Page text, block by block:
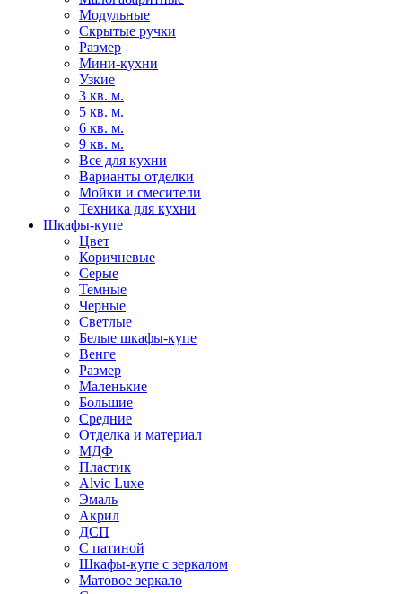
Модульные
Скрытые ручки
Размер
Мини-кухни
Узкие
3 кв. м.
5 кв. м.
6 кв. м.
9 кв. м.
Все для кухни
Варианты отделки
Мойки и смесители
Техника для кухни
Шкафы-купе
Цвет
Коричневые
Серые
Темные
Черные
Светлые
Белые шкафы-купе
Венге
Размер
Маленькие
Большие
Средние
Отделка и материал
МДФ
Пластик
Alvic Luxe
Эмаль
Акрил
ДСП
С патиной
Шкафы-купе с зеркалом
Матовое зеркало